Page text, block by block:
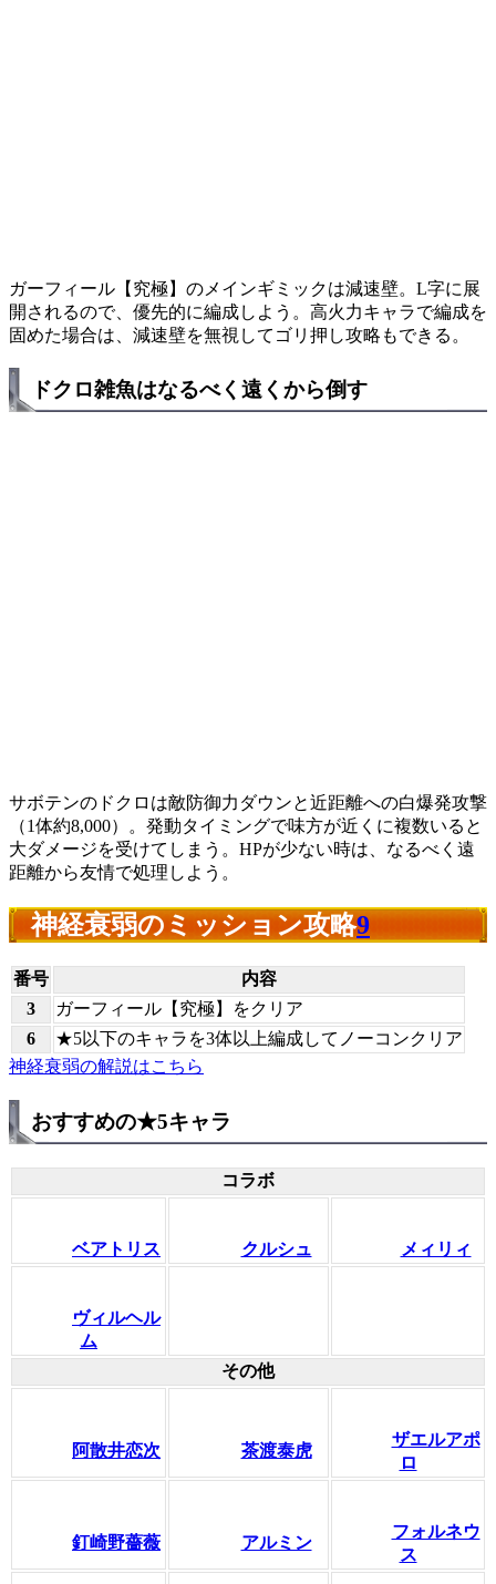
ガーフィール【究極】のメインギミックは減速壁。L字に展
開されるので、優先的に編成しよう。高火力キャラで編成を
固めた場合は、減速壁を無視してゴリ押し攻略もできる。
ドクロ雑魚はなるべく遠くから倒す
サボテンのドクロは敵防御力ダウンと近距離への白爆発攻撃
（1体約8,000）。発動タイミングで味方が近くに複数いると
大ダメージを受けてしまう。HPが少ない時は、なるべく遠
距離から友情で処理しよう。
神経衰弱のミッション攻略9
番号
内容
3
ガーフィール【究極】をクリア
6
★5以下のキャラを3体以上編成してノーコンクリア
神経衰弱の解説はこちら
おすすめの★5キャラ
コラボ
ベアトリス クルシュ メィリィ
ヴィルヘル
ム
その他
阿散井恋次 茶渡泰虎
ザエルアポ
ロ
釘崎野薔薇 アルミン
フォルネウ
ス